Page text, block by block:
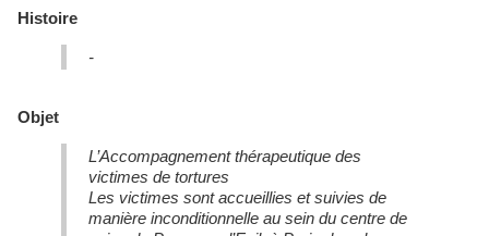
Histoire
-
Objet
L’Accompagnement thérapeutique des
victimes de tortures
Les victimes sont accueillies et suivies de
manière inconditionnelle au sein du centre de